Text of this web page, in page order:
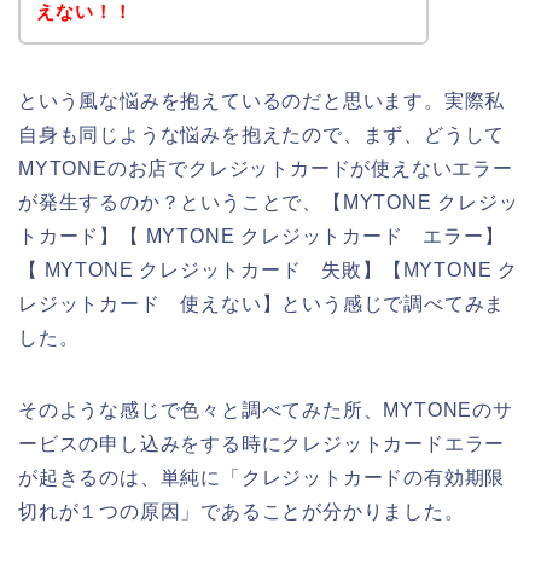
えない！！
という風な悩みを抱えているのだと思います。実際私
自身も同じような悩みを抱えたので、まず、どうして
MYTONEのお店でクレジットカードが使えないエラー
が発生するのか？ということで、【MYTONE クレジッ
トカード】【 MYTONE クレジットカード エラー】
【 MYTONE クレジットカード 失敗】【MYTONE ク
レジットカード 使えない】という感じで調べてみま
した。
そのような感じで色々と調べてみた所、MYTONEのサ
ービスの申し込みをする時にクレジットカードエラー
が起きるのは、単純に「クレジットカードの有効期限
切れが１つの原因」であることが分かりました。